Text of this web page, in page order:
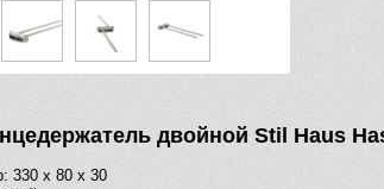
двойной Stil Haus
330 х 80 х 30